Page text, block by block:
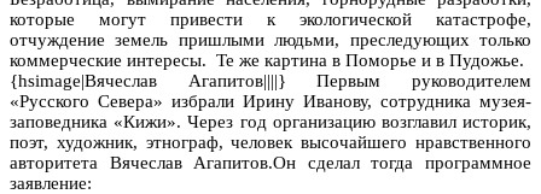
которые могут привести к экологической катастрофе,
отчуждение земель пришлыми людьми, преследующих только
коммерческие интересы. Те же картина в Поморье и в Пудожье.
{hsimage|Вячеслав Агапитов||||} Первым руководителем
«Русского Севера» избрали Ирину Иванову, сотрудника музея-
заповедника «Кижи». Через год организацию возглавил историк,
поэт, художник, этнограф, человек высочайшего нравственного
авторитета Вячеслав Агапитов.Он сделал тогда программное
заявление: